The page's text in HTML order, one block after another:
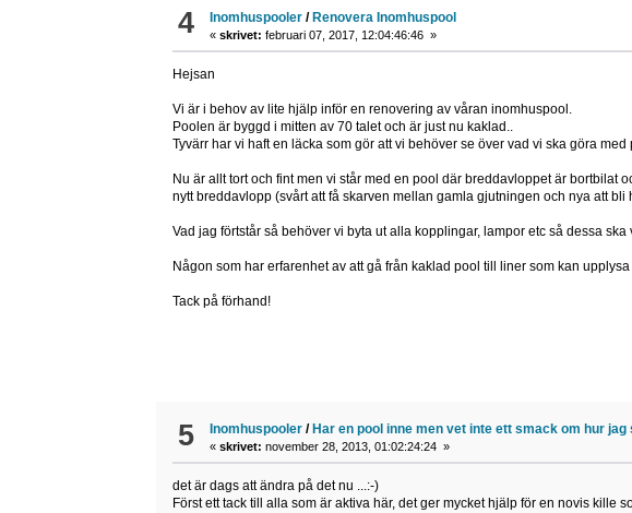
4 Inomhuspooler /Renovera Inomhuspool
«skrivet: februari 07, 2017, 12:04:46:46 »
Hejsan
Vi är i behov av lite hjälp inför en renovering av våran inomhuspool.
Poolen är byggd i mitten av 70 talet och är just nu kaklad..
Tyvärr har vi haft en läcka som gör att vi behöver se över vad vi ska göra med
Nu är allt tort och fint men vi står med en pool där breddavloppet är bortbilat
nytt breddavlopp (svårt att få skarven mellan gamla gjutningen och nya att
Vad jag förtstår så behöver vi byta ut alla kopplingar, lampor etc så dessa
Någon som har erfarenhet av att gå från kaklad pool till liner som kan
Tack på förhand!
5 Inomhuspooler / Har en pool inne men vet inte ett smack om hur jag
«skrivet: november 28, 2013, 01:02:24:24 »
det är dags att ändra på det nu ...:-)
Först ett tack till alla som är aktiva här, det ger mycket hjälp för en novis kille